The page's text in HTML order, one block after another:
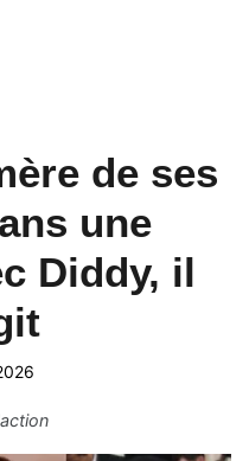
de ses
une
Diddy, il